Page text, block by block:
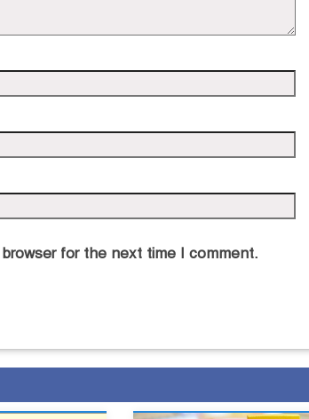
for the next time I comment.